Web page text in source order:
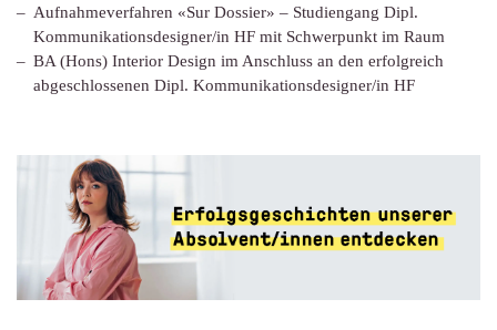
Aufnahmeverfahren «Sur Dossier» – Studiengang Dipl.
Kommunikationsdesigner/in HF mit Schwerpunkt im Raum
BA (Hons) Interior Design im Anschluss an den erfolgreich
abgeschlossenen Dipl. Kommunikationsdesigner/in HF